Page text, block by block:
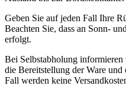
Geben Sie auf jeden Fall Ihre
Beachten Sie, dass an Sonn-
erfolgt.
Bei Selbstabholung
die Bereitstellung der Ware
Fall werden keine